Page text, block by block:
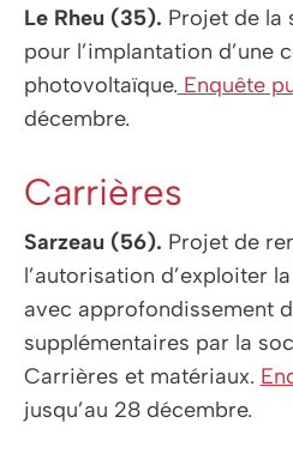
Le Rheu (35). Projet de la
pour l’implantation d’une
photovoltaïque. Enquête
décembre.
Carrières
Sarzeau (56). Projet de
l’autorisation d’exploiter
avec approfondissement
supplémentaires par la
Carrières et matériaux.
jusqu’au 28 décembre.